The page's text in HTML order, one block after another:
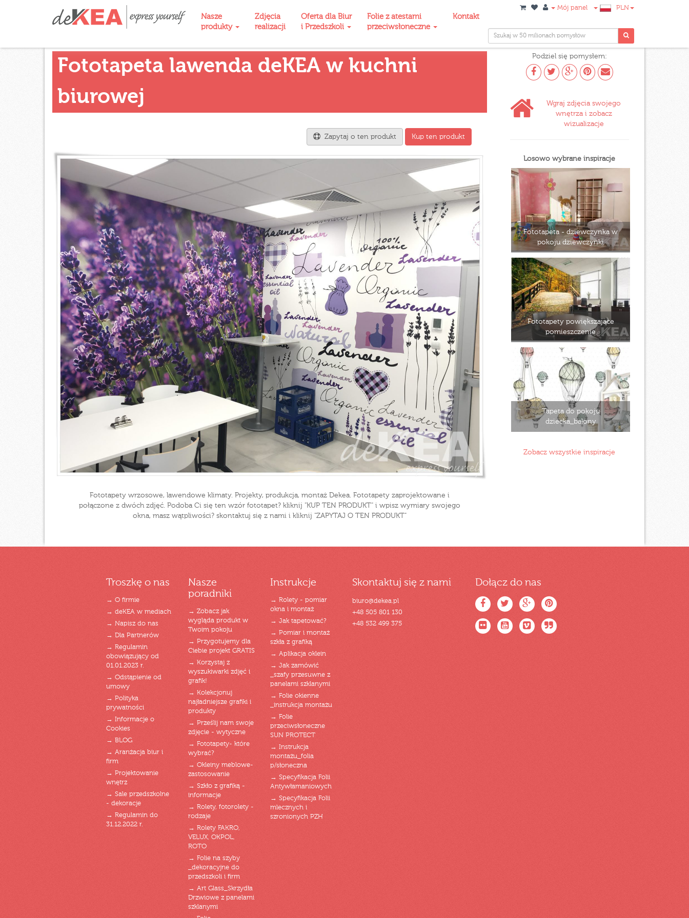
Nasze
produkty
Zdjęcia
realizacji
Oferta dla Biur
i Przedszkoli
Folie z atestami
przeciwsłoneczne
Kontakt
Mój panel PLN
Fototapeta lawenda deKEA w kuchni
biurowej
Zapytaj o ten produkt Kup ten produkt
Fototapety wrzosowe, lawendowe klimaty. Projekty, produkcja, montaż Dekea. Fototapety zaprojektowane i
połączone z dwóch zdjęć. Podoba Ci się ten wzór fototapet? kliknij "KUP TEN PRODUKT" i wpisz wymiary swojego
okna, masz wątpliwości? skontaktuj się z nami i kliknij "ZAPYTAJ O TEN PRODUKT"
Podziel się pomysłem:
Wgraj zdjęcia swojego
wnętrza i zobacz
wizualizacje
Losowo wybrane inspiracje
Fototapeta - dziewczynka w
pokoju dziewczynki
Fototapety powiększające
pomieszczenie
Tapeta do pokoju
dziecka_balony
Zobacz wszystkie inspiracje
Troszkę o nas
→ O firmie
→ deKEA w mediach
→ Napisz do nas
→ Dla Partnerów
→ Regulamin
obowiązujący od
01.01.2023 r.
→ Odstąpienie od
umowy
→ Polityka
prywatności
→ Informacje o
Cookies
→ BLOG
→ Aranżacja biur i
firm
→ Projektowanie
wnętrz
→ Sale przedszkolne
- dekoracje
→ Regulamin do
31.12.2022 r.
Nasze
poradniki
→ Zobacz jak
wygląda produkt w
Twoim pokoju
→ Przygotujemy dla
Ciebie projekt GRATIS
→ Korzystaj z
wyszukiwarki zdjęć i
grafik!
→ Kolekcjonuj
najładniejsze grafiki i
produkty
→ Prześlij nam swoje
zdjęcie - wytyczne
→ Fototapety- które
wybrać?
→ Okleiny meblowe-
zastosowanie
→ Szkło z grafiką -
informacje
→ Rolety, fotorolety -
rodzaje
→ Rolety FAKRO,
VELUX, OKPOL,
ROTO
→ Folie na szyby
_dekoracyjne do
przedszkoli i firm
→ Art Glass_Skrzydła
Drzwiowe z panelami
szklanymi
Instrukcje
→ Rolety - pomiar
okna i montaż
→ Jak tapetować?
→ Pomiar i montaż
szkła z grafiką
→ Aplikacja oklein
→ Jak zamówić
_szafy przesuwne z
panelami szklanymi
→ Folie okienne
_instrukcja montażu
→ Folie
przeciwsłoneczne
SUN PROTECT
→ Instrukcja
montażu_folia
p/słoneczna
→ Specyfikacja Folii
Antywłamaniowych
→ Specyfikacja Folii
mlecznych i
szronionych PZH
Skontaktuj się z nami
biuro@dekea.pl
+48 505 801 130
+48 532 499 375
Dołącz do nas